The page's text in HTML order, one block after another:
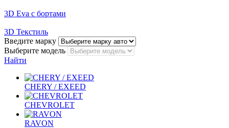
3D Eva с бортами
3D Текстиль
Введите марку
Выберите модель
Найти
CHERY / EXEED
CHEVROLET
RAVON